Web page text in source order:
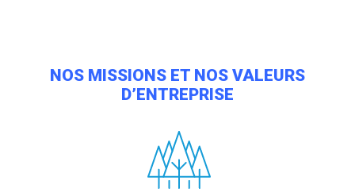
NOS MISSIONS ET NOS VALEURS
D’ENTREPRISE